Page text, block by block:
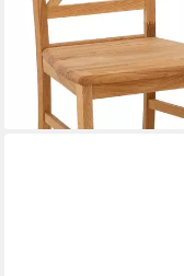
-24%
lieferbar in 6 Wochen
+6